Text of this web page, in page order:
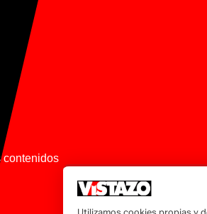
contenidos